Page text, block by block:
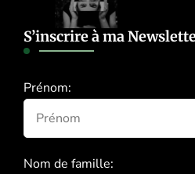
S’inscrire à ma
Prénom:
Nom de famille: